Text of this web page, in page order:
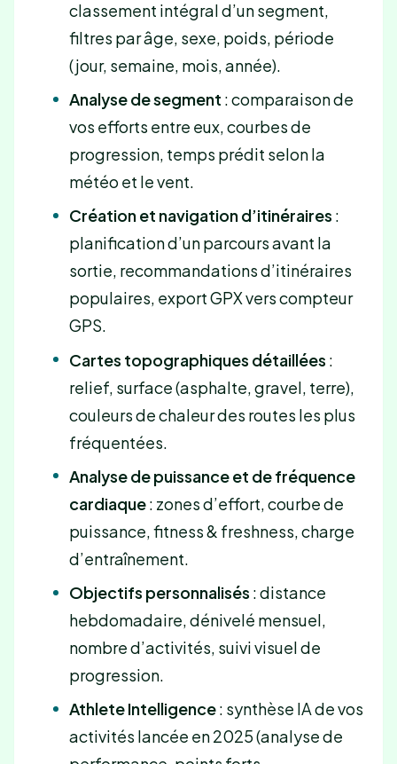
classement intégral d’un segment,
filtres par âge, sexe, poids, période
(jour, semaine, mois, année).
Analyse de segment : comparaison de
vos efforts entre eux, courbes de
progression, temps prédit selon la
météo et le vent.
Création et navigation d’itinéraires :
planification d’un parcours avant la
sortie, recommandations d’itinéraires
populaires, export GPX vers compteur
GPS.
Cartes topographiques détaillées :
relief, surface (asphalte, gravel, terre),
couleurs de chaleur des routes les plus
fréquentées.
Analyse de puissance et de fréquence
cardiaque: zones d’effort, courbe de
puissance, fitness & freshness, charge
d’entraînement.
Objectifs personnalisés : distance
hebdomadaire, dénivelé mensuel,
nombre d’activités, suivi visuel de
progression.
Athlete Intelligence: synthèse IA de vos
activités lancée en 2025 (analyse de